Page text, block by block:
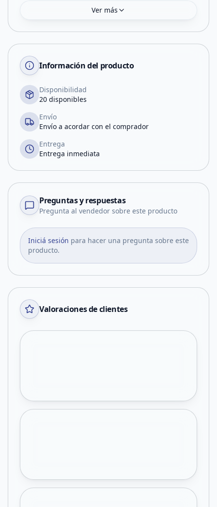
Ver más
Información del producto
Disponibilidad
20 disponibles
Envío
Envío a acordar con el comprador
Entrega
Entrega inmediata
Preguntas y respuestas
Pregunta al vendedor sobre este producto
Iniciá sesión para hacer una pregunta sobre este
producto.
Valoraciones de clientes